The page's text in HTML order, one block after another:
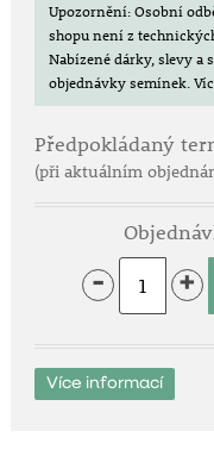
Upozornění: Osobní
shopu není z
Nabízené dárky, slevy a
objednávky semínek.
Předpokládaný
(při aktuálním
- +
Více informací